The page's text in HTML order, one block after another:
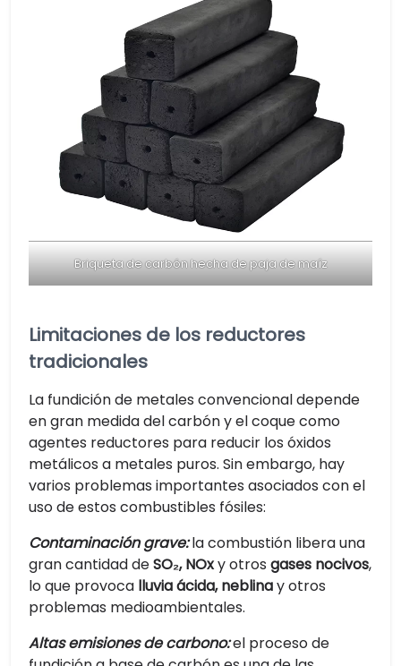
Briqueta de carbón hecha de paja de maíz
Limitaciones de los reductores
tradicionales
La fundición de metales convencional depende
en gran medida del carbón y el coque como
agentes reductores para reducir los óxidos
metálicos a metales puros. Sin embargo, hay
varios problemas importantes asociados con el
uso de estos combustibles fósiles:
Contaminación grave: la combustión libera una
gran cantidad deSO₂, NOxy otros gases nocivos,
lo que provoca lluvia ácida, neblinay otros
problemas medioambientales.
Altas emisiones de carbono:el proceso de